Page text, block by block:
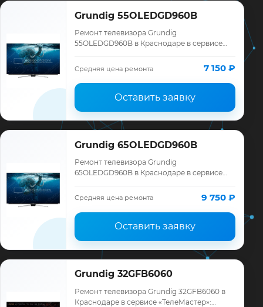
Grundig 55OLEDGD960B
Ремонт телевизора Grundig
55OLEDGD960B в Краснодаре в сервисе
Grundig, смета до ремонта, запчасти и
гарантия до 12 месяце…
Средняя цена ремонта 7 150 ₽
Оставить заявку
Grundig 65OLEDGD960B
Ремонт телевизора Grundig
65OLEDGD960B в Краснодаре в сервисе
Grundig, смета до ремонта, запчасти и
Средняя цена ремонта 9 750 ₽
Оставить заявку
Grundig 32GFB6060
Ремонт телевизора Grundig 32GFB6060 в
Краснодаре в сервисе «ТелеМастер»: